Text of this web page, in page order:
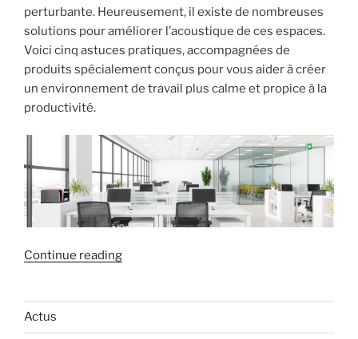
perturbante. Heureusement, il existe de nombreuses
solutions pour améliorer l’acoustique de ces espaces.
Voici cinq astuces pratiques, accompagnées de
produits spécialement conçus pour vous aider à créer
un environnement de travail plus calme et propice à la
productivité.
Continue reading« 5
l’acoustique
Actus